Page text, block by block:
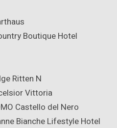
Boutique Hotel
Ritten N
Vittoria
Castello del Nero
Bianche Lifestyle Hotel